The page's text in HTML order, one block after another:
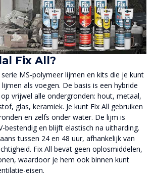
Fix All?
serie MS-polymeer lijmen en kits die je kunt
als voegen. De basis is een hybride
vrijwel alle ondergronden: hout, metaal,
glas, keramiek. Je kunt Fix All gebruiken
en zelfs onder water. De lijm is
bestendig en blijft elastisch na uitharding.
tussen 24 en 48 uur, afhankelijk van
Fix All bevat geen oplosmiddelen,
waardoor je hem ook binnen kunt
eisen.